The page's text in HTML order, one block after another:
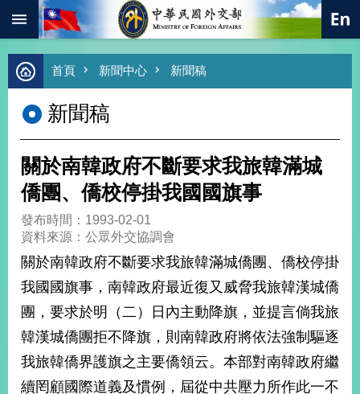
跳到主要內容區塊
進
階
尋
熱
總
合
外
交
值
外
交
經
濟
首頁 新聞中心 新聞稿
新聞稿
關於南韓政府不斷要求我旅韓滿城
僑團、僑校停掛我國國旗事
發布時間：1993-02-01
資料來源：公眾外交協調會
關於南韓政府不斷要求我旅韓滿城僑團、僑校停掛
我國國旗事，南韓政府最近復又威脅我旅韓漢城僑
團，要求於明（二）日內主動降旗，並提言倘我旅
韓漢城僑團拒不降旗，則南韓政府將依法強制驅逐
我旅韓僑界護旗之主要僑領云。本部對南韓政府繼
續罔顧國際道義及慣例，屆從中共壓力所作此一不